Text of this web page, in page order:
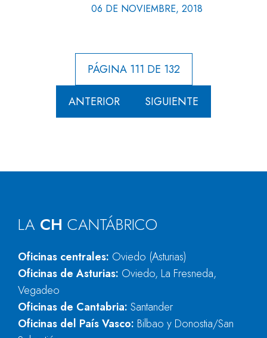
06 DE NOVIEMBRE, 2018
PÁGINA 111 DE 132
ANTERIOR SIGUIENTE
LA CH CANTÁBRICO
Oficinas centrales: Oviedo (Asturias)
Oficinas de Asturias: Oviedo, La Fresneda,
Vegadeo
Oficinas de Cantabria: Santander
Oficinas del País Vasco: Bilbao y Donostia/San